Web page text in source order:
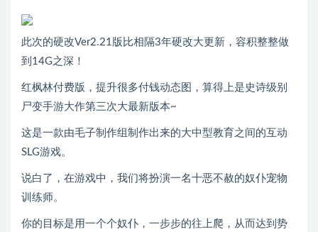
此次的硬改Ver2.21版比相隔3年硬改大更新，容积整整做
到14G之深！
红枫林付费版，提升很多付钱动态图，算得上是史诗级别
尸变手游大作第三次大最新版本~
这是一款由毛子制作组制作出来的大中型教育之间的互动
SLG游戏。
说白了，在游戏中，我们将扮演一名十恶不赦的奴仆宠物
训练师。
你的目标是用一个个奴仆，一步步的往上爬，从而达到势